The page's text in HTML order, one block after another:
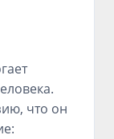
что он